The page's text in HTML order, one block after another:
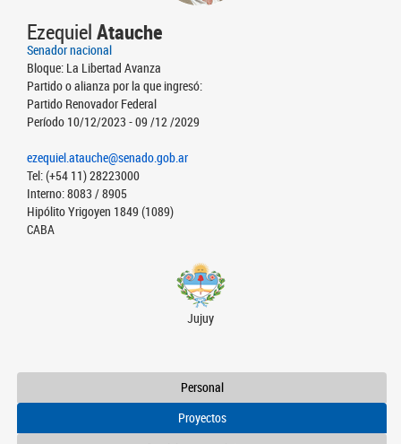
EzequielAtauche
Senador nacional
Bloque: La Libertad Avanza
Partido o alianza por la que ingresó:
Partido Renovador Federal
Período 10/12/2023 - 09 /12 /2029
ezequiel.atauche@senado.gob.ar
Tel: (+54 11) 28223000
Interno: 8083 / 8905
Hipólito Yrigoyen 1849 (1089)
CABA
Jujuy
Personal
Proyectos